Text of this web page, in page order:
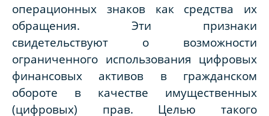
операционных знаков как средства их
обращения. Эти признаки
свидетельствуют о возможности
ограниченного использования цифровых
финансовых активов в гражданском
обороте в качестве имущественных
(цифровых) прав. Целью такого